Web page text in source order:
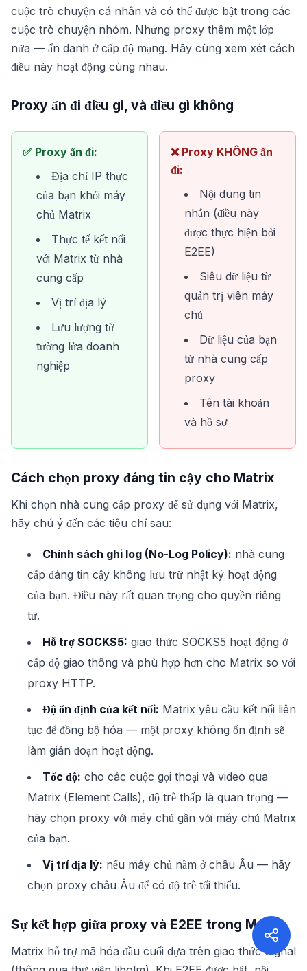
cuộc trò chuyện cá nhân và có thể được bật trong các
cuộc trò chuyện nhóm. Nhưng proxy thêm một lớp
nữa — ẩn danh ở cấp độ mạng. Hãy cùng xem xét cách
điều này hoạt động cùng nhau.
Proxy ẩn đi điều gì, và điều gì không
✅ Proxy ẩn đi:
Địa chỉ IP thực
của bạn khỏi máy
chủ Matrix
Thực tế kết nối
với Matrix từ nhà
cung cấp
Vị trí địa lý
Lưu lượng từ
tường lửa doanh
nghiệp
❌ Proxy KHÔNG ẩn
đi:
Nội dung tin
nhắn (điều này
được thực hiện bởi
E2EE)
Siêu dữ liệu từ
quản trị viên máy
chủ
Dữ liệu của bạn
từ nhà cung cấp
proxy
Tên tài khoản
và hồ sơ
Cách chọn proxy đáng tin cậy cho Matrix
Khi chọn nhà cung cấp proxy để sử dụng với Matrix,
hãy chú ý đến các tiêu chí sau:
Chính sách ghi log (No-Log Policy): nhà cung
cấp đáng tin cậy không lưu trữ nhật ký hoạt động
của bạn. Điều này rất quan trọng cho quyền riêng
tư.
Hỗ trợ SOCKS5: giao thức SOCKS5 hoạt động ở
cấp độ giao thông và phù hợp hơn cho Matrix so với
proxy HTTP.
Độ ổn định của kết nối: Matrix yêu cầu kết nối liên
tục để đồng bộ hóa — một proxy không ổn định sẽ
làm gián đoạn hoạt động.
Tốc độ: cho các cuộc gọi thoại và video qua
Matrix (Element Calls), độ trễ thấp là quan trọng —
hãy chọn proxy với máy chủ gần với máy chủ Matrix
của bạn.
Vị trí địa lý: nếu máy chủ nằm ở châu Âu — hãy
chọn proxy châu Âu để có độ trễ tối thiểu.
Sự kết hợp giữa proxy và E2EE trong Matrix
Matrix hỗ trợ mã hóa đầu cuối dựa trên giao thức Signal